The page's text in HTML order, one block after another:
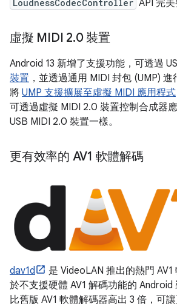
LoudnessCodecController API 完美
虛擬 MIDI 2.0 裝置
Android 13 新增了支援功能，可透過
裝置 ，並透過通用 MIDI 封包 (UMP)
將 UMP 支援擴展至虛擬 MIDI 應用程式
可透過虛擬 MIDI 2.0 裝置控制合成器
USB MIDI 2.0 裝置一樣。
更有效率的 AV1 軟體解碼
dav1d
是 VideoLAN 推出的熱門
於不支援硬體 AV1 解碼功能的
比舊版 AV1 軟體解碼器高出 3 倍，可